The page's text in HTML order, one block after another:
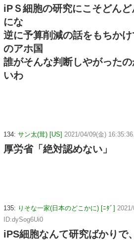
iPＳ細胞の研究にこそどん
にな
逆に予算削減の話をもちか
のアホ国
誰がそんな判断しやがった
いわ
134: サン太(茸) [US] 2021/04/09(金)
厚労省「絶対認めない」
135: りそな一家(日本のどこかに) [ﾆﾀﾞ]
ID:dySog6Ui0
iPS細胞なんて研究ばかりで